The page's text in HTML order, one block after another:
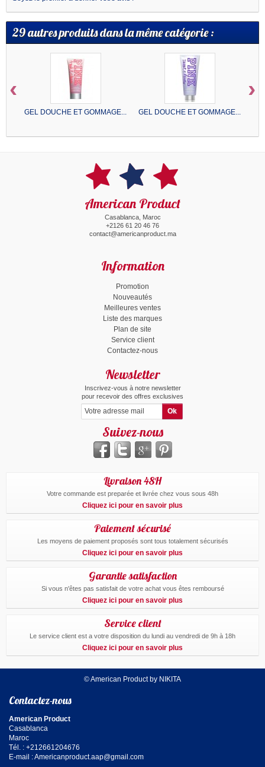
29 autres produits dans la même catégorie :
GEL DOUCHE ET GOMMAGE... GEL DOUCHE ET GOMMAGE...
‹ ›
American Product
Casablanca, Maroc
+2126 61 20 46 76
contact@americanproduct.ma
Information
Promotion
Nouveautés
Meilleures ventes
Liste des marques
Plan de site
Service client
Contactez-nous
Newsletter
Inscrivez-vous à notre newsletter
pour recevoir des offres exclusives
Suivez-nous
Livraison 48H
Votre commande est preparée et livrée chez vous sous 48h
Cliquez ici pour en savoir plus
Paiement sécurisé
Les moyens de paiement proposés sont tous totalement sécurisés
Cliquez ici pour en savoir plus
Garantie satisfaction
Si vous n'êtes pas satisfait de votre achat vous êtes remboursé
Cliquez ici pour en savoir plus
Service client
Le service client est a votre disposition du lundi au vendredi de 9h à 18h
Cliquez ici pour en savoir plus
© American Product by NIKITA
Contactez-nous
American Product
Casablanca
Maroc
Tél. : +212661204676
E-mail :Americanproduct.aap@gmail.com